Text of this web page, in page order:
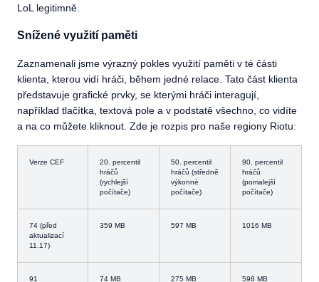
LoL legitimně.
Snížené využití paměti
Zaznamenali jsme výrazný pokles využití paměti v té části
klienta, kterou vidí hráči, během jedné relace. Tato část klienta
představuje grafické prvky, se kterými hráči interagují,
například tlačítka, textová pole a v podstatě všechno, co vidíte
a na co můžete kliknout. Zde je rozpis pro naše regiony Riotu:
Verze CEF
20. percentil
hráčů
(rychlejší
počítače)
50. percentil
hráčů (středně
výkonné
počítače)
90. percentil
hráčů
(pomalejší
počítače)
74 (před
aktualizací
11.17)
359 MB 597 MB 1016 MB
91 74 MB 275 MB 598 MB